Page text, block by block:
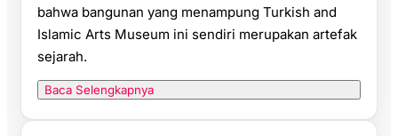
bahwa bangunan yang menampung Turkish and
Islamic Arts Museum ini sendiri merupakan artefak
sejarah.
Baca Selengkapnya